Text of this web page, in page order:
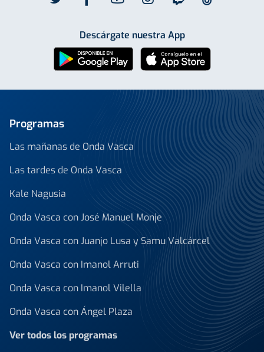
Descárgate nuestra App
Programas
Las mañanas de Onda Vasca
Las tardes de Onda Vasca
Kale Nagusia
Onda Vasca con José Manuel Monje
Onda Vasca con Juanjo Lusa y Samu Valcárcel
Onda Vasca con Imanol Arruti
Onda Vasca con Imanol Vilella
Onda Vasca con Ángel Plaza
Ver todos los programas